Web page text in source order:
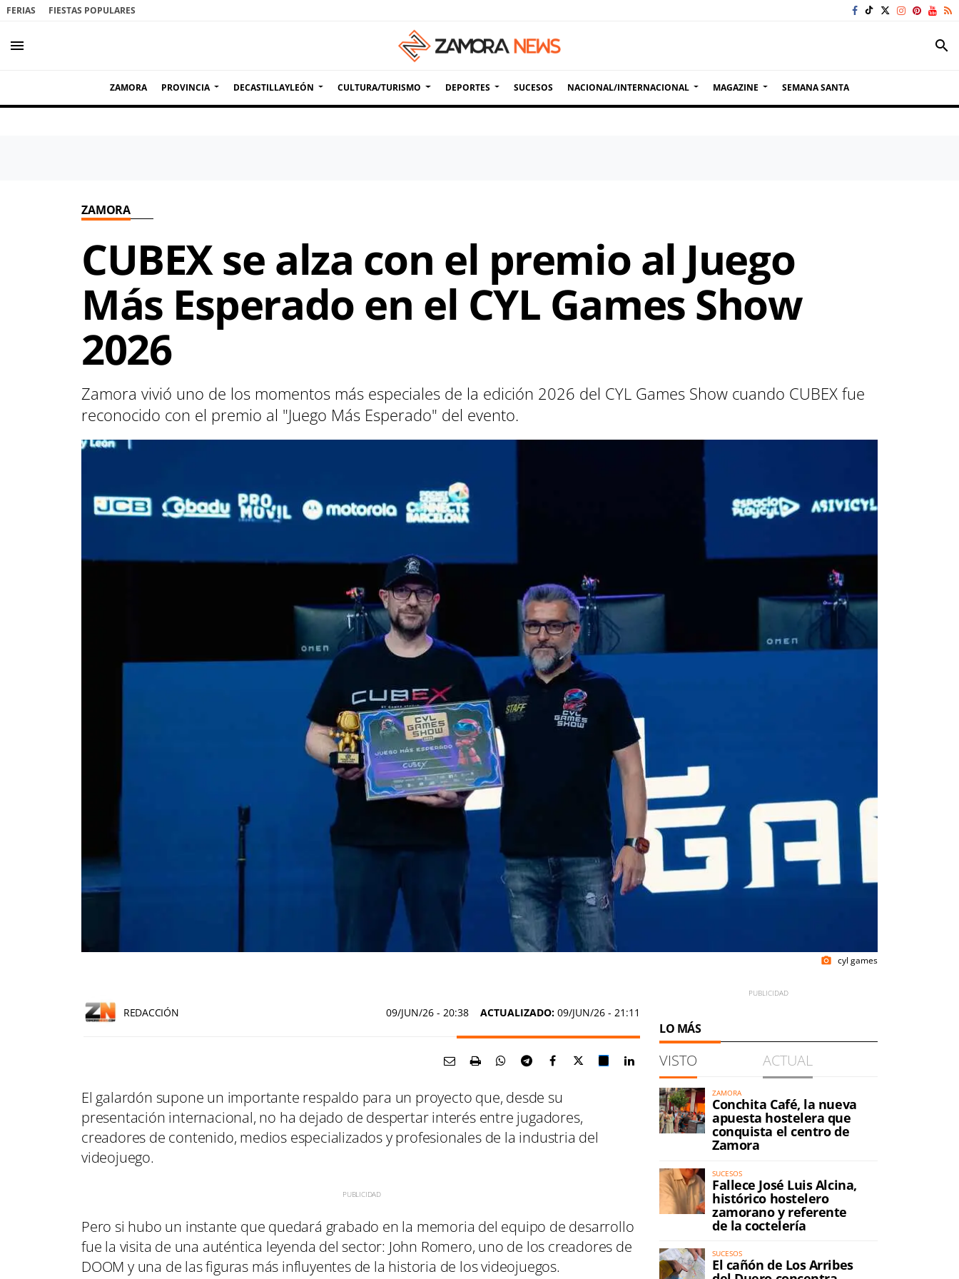
FERIAS FIESTAS POPULARES
menu search
ZAMORA PROVINCIA DECASTILLAYLEÓN CULTURA/TURISMO DEPORTES SUCESOS NACIONAL/INTERNACIONAL MAGAZINE SEMANA SANTA
ZAMORA
CUBEX se alza con el premio al Juego
Más Esperado en el CYL Games Show
2026
Zamora vivió uno de los momentos más especiales de la edición 2026 del CYL Games Show cuando CUBEX fue
reconocido con el premio al "Juego Más Esperado" del evento.
photo_camera cyl games
REDACCIÓN 09/JUN/26 - 20:38 ACTUALIZADO: 09/JUN/26 - 21:11
El galardón supone un importante respaldo para un proyecto que, desde su
presentación internacional, no ha dejado de despertar interés entre jugadores,
creadores de contenido, medios especializados y profesionales de la industria del
videojuego.
Pero si hubo un instante que quedará grabado en la memoria del equipo de desarrollo
fue la visita de una auténtica leyenda del sector: John Romero, uno de los creadores de
DOOM y una de las figuras más influyentes de la historia de los videojuegos.
LO MÁS
VISTO ACTUAL
ZAMORA
Conchita Café, la nueva
apuesta hostelera que
conquista el centro de
Zamora
SUCESOS
Fallece José Luis Alcina,
histórico hostelero
zamorano y referente
de la coctelería
SUCESOS
El cañón de Los Arribes